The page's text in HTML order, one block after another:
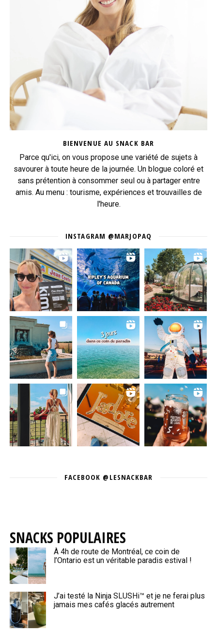
BIENVENUE AU SNACK BAR
Parce qu'ici, on vous propose une variété de sujets à
savourer à toute heure de la journée. Un blogue coloré et
sans prétention à consommer seul ou à partager entre
amis. Au menu : tourisme, expériences et trouvailles de
l'heure.
INSTAGRAM @MARJOPAQ
FACEBOOK @LESNACKBAR
SNACKS POPULAIRES
À 4h de route de Montréal, ce coin de
l’Ontario est un véritable paradis estival !
J’ai testé la Ninja SLUSHi™ et je ne ferai plus
jamais mes cafés glacés autrement